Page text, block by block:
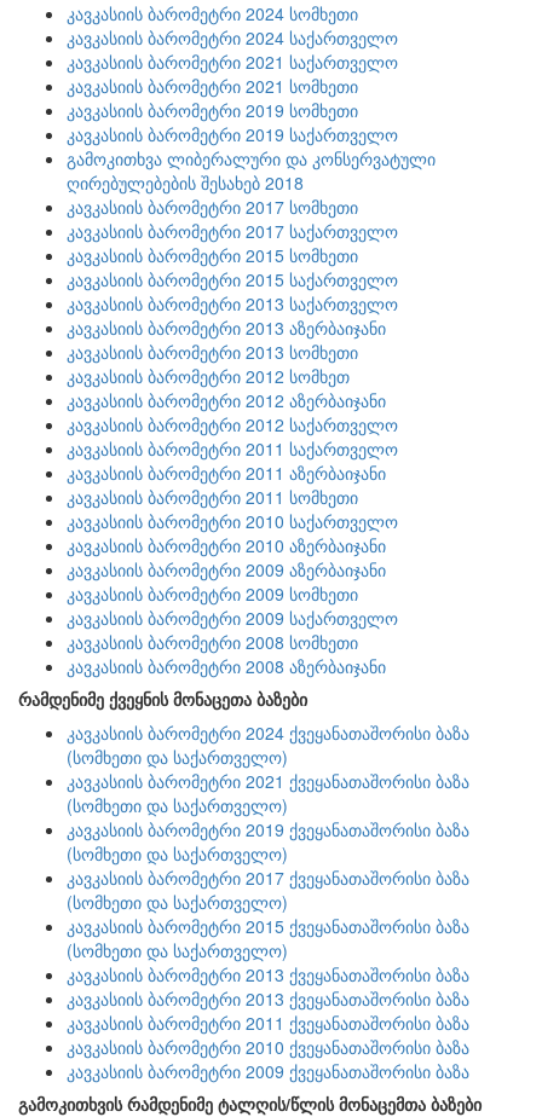
კავკასიის ბარომეტრი 2024 სომხეთი
კავკასიის ბარომეტრი 2024 საქართველო
კავკასიის ბარომეტრი 2021 საქართველო
კავკასიის ბარომეტრი 2021 სომხეთი
კავკასიის ბარომეტრი 2019 სომხეთი
კავკასიის ბარომეტრი 2019 საქართველო
გამოკითხვა ლიბერალური და კონსერვატული
ღირებულებების შესახებ 2018
კავკასიის ბარომეტრი 2017 სომხეთი
კავკასიის ბარომეტრი 2017 საქართველო
კავკასიის ბარომეტრი 2015 სომხეთი
კავკასიის ბარომეტრი 2015 საქართველო
კავკასიის ბარომეტრი 2013 საქართველო
კავკასიის ბარომეტრი 2013 აზერბაიჯანი
კავკასიის ბარომეტრი 2013 სომხეთი
კავკასიის ბარომეტრი 2012 სომხეთ
კავკასიის ბარომეტრი 2012 აზერბაიჯანი
კავკასიის ბარომეტრი 2012 საქართველო
კავკასიის ბარომეტრი 2011 საქართველო
კავკასიის ბარომეტრი 2011 აზერბაიჯანი
კავკასიის ბარომეტრი 2011 სომხეთი
კავკასიის ბარომეტრი 2010 საქართველო
კავკასიის ბარომეტრი 2010 აზერბაიჯანი
კავკასიის ბარომეტრი 2009 აზერბაიჯანი
კავკასიის ბარომეტრი 2009 სომხეთი
კავკასიის ბარომეტრი 2009 საქართველო
კავკასიის ბარომეტრი 2008 სომხეთი
კავკასიის ბარომეტრი 2008 აზერბაიჯანი
რამდენიმე ქვეყნის მონაცეთა ბაზები
კავკასიის ბარომეტრი 2024 ქვეყანათაშორისი ბაზა
(სომხეთი და საქართველო)
კავკასიის ბარომეტრი 2021 ქვეყანათაშორისი ბაზა
(სომხეთი და საქართველო)
კავკასიის ბარომეტრი 2019 ქვეყანათაშორისი ბაზა
(სომხეთი და საქართველო)
კავკასიის ბარომეტრი 2017 ქვეყანათაშორისი ბაზა
(სომხეთი და საქართველო)
კავკასიის ბარომეტრი 2015 ქვეყანათაშორისი ბაზა
(სომხეთი და საქართველო)
კავკასიის ბარომეტრი 2013 ქვეყანათაშორისი ბაზა
კავკასიის ბარომეტრი 2013 ქვეყანათაშორისი ბაზა
კავკასიის ბარომეტრი 2011 ქვეყანათაშორისი ბაზა
კავკასიის ბარომეტრი 2010 ქვეყანათაშორისი ბაზა
კავკასიის ბარომეტრი 2009 ქვეყანათაშორისი ბაზა
გამოკითხვის რამდენიმე ტალღის/წლის მონაცემთა ბაზები